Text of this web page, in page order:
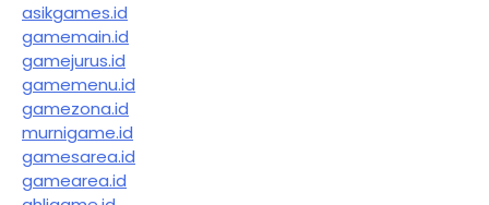
asikgames.id
gamemain.id
gamejurus.id
gamemenu.id
gamezona.id
murnigame.id
gamesarea.id
gamearea.id